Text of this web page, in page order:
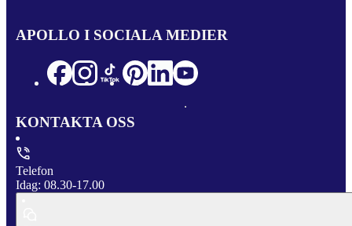
APOLLO I SOCIALA MEDIER
KONTAKTA OSS
Telefon
Idag: 08.30-17.00